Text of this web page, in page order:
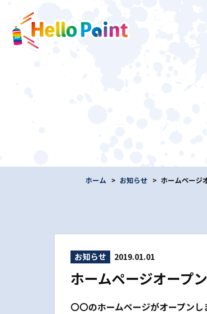
ホーム お知らせ ホームページ
お知らせ 2019.01.01
ホームページオープ
〇〇のホームページがオープンし